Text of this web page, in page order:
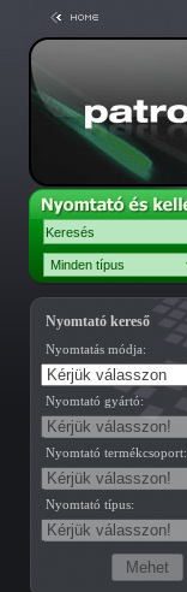
Nyomtató kereső
Nyomtatás módja:
Nyomtató gyártó:
Nyomtató termékcsoport:
Nyomtató típus: